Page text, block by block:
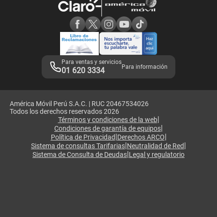
Adquirientes iPhone 6, 6S y SE
Mensaje de Seguridad
Términos y Condiciones de Tienda Claro
Libro de Reclamaciones
Legales de marketplace
Para ventas y servicios
01 620 3334 Para información
América Móvil Perú S.A.C. | RUC 20467534026
Todos los derechos reservados 2026
Términos y condiciones de la web|
Condiciones de garantía de equipos|
Política de Privacidad|Derechos ARCO|
Sistema de consultas Tarifarias|Neutralidad de Red|
Sistema de Consulta de Deudas|Legal y regulatorio